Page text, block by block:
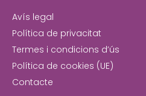
Avís legal
Política de privacitat
Termes i condicions d’ús
Política de cookies (UE)
Contacte